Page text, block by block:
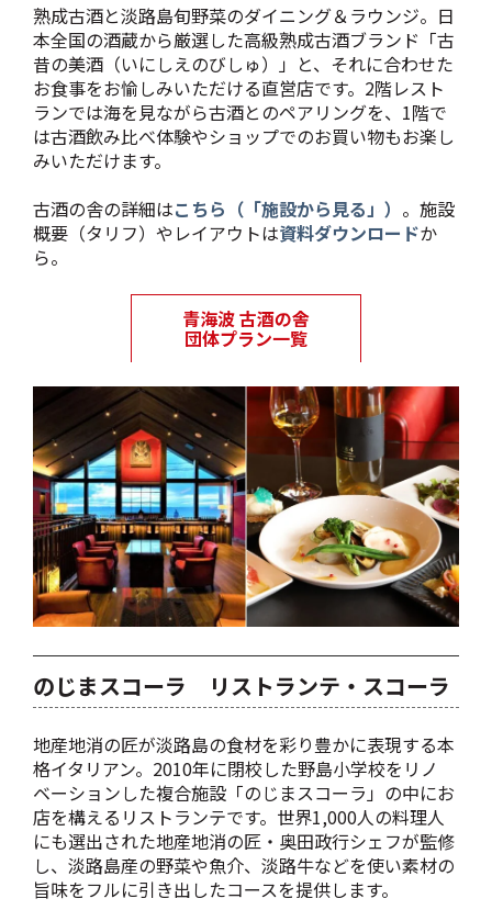
熟成古酒と淡路島旬野菜のダイニング＆ラウンジ。日
本全国の酒蔵から厳選した高級熟成古酒ブランド「古
昔の美酒（いにしえのびしゅ）」と、それに合わせた
お食事をお愉しみいただける直営店です。2階レスト
ランでは海を見ながら古酒とのペアリングを、1階で
は古酒飲み比べ体験やショップでのお買い物もお楽し
みいただけます。
古酒の舎の詳細はこちら（「施設から見る」） 。施設
概要（タリフ）やレイアウトは資料ダウンロードか
ら。
のじまスコーラ リストランテ・スコーラ
地産地消の匠が淡路島の食材を彩り豊かに表現する本
格イタリアン。2010年に閉校した野島小学校をリノ
ベーションした複合施設「のじまスコーラ」の中にお
店を構えるリストランテです。世界1,000人の料理人
にも選出された地産地消の匠・奥田政行シェフが監修
し、淡路島産の野菜や魚介、淡路牛などを使い素材の
旨味をフルに引き出したコースを提供します。